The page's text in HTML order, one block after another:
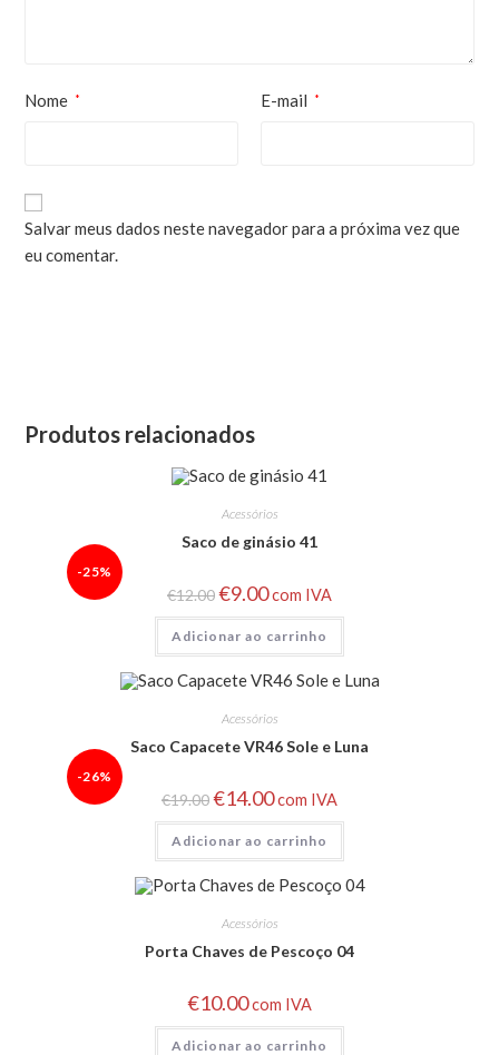
Nome * E-mail *
Salvar meus dados neste navegador para a próxima vez que
eu comentar.
Produtos relacionados
-25%
Acessórios
Saco de ginásio 41
€12.00€9.00com IVA
Adicionar ao carrinho
-26%
Acessórios
Saco Capacete VR46 Sole e Luna
€19.00€14.00com IVA
Adicionar ao carrinho
Acessórios
Porta Chaves de Pescoço 04
€10.00com IVA
Adicionar ao carrinho